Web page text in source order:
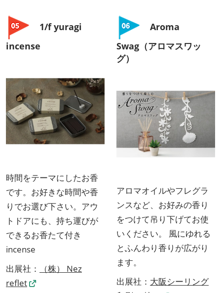
1/f yuragi
incense
時間をテーマにしたお香
です。お好きな時間や香
りでお選び下さい。アウ
トドアにも、持ち運びが
できるお香たて付き
incense
出展社：
（株） Nez
reflet
Aroma
Swag（アロマスワッ
グ）
アロマオイルやフレグラ
ンスなど、お好みの香り
をつけて吊り下げてお使
いください。 風にゆれる
とふんわり香りが広がり
ます。
出展社： 大阪シーリング